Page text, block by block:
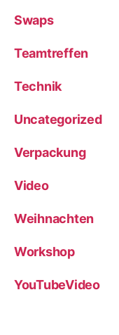
Swaps
Teamtreffen
Technik
Uncategorized
Verpackung
Video
Weihnachten
Workshop
YouTubeVideo